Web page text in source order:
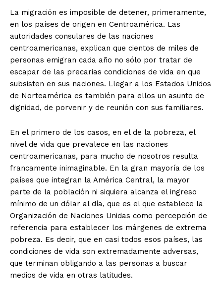
La migración es imposible de detener, primeramente,
en los países de origen en Centroamérica. Las
autoridades consulares de las naciones
centroamericanas, explican que cientos de miles de
personas emigran cada año no sólo por tratar de
escapar de las precarias condiciones de vida en que
subsisten en sus naciones. Llegar a los Estados Unidos
de Norteamérica es también para ellos un asunto de
dignidad, de porvenir y de reunión con sus familiares.
En el primero de los casos, en el de la pobreza, el
nivel de vida que prevalece en las naciones
centroamericanas, para mucho de nosotros resulta
francamente inimaginable. En la gran mayoría de los
países que integran la América Central, la mayor
parte de la población ni siquiera alcanza el ingreso
mínimo de un dólar al día, que es el que establece la
Organización de Naciones Unidas como percepción de
referencia para establecer los márgenes de extrema
pobreza. Es decir, que en casi todos esos países, las
condiciones de vida son extremadamente adversas,
que terminan obligando a las personas a buscar
medios de vida en otras latitudes.